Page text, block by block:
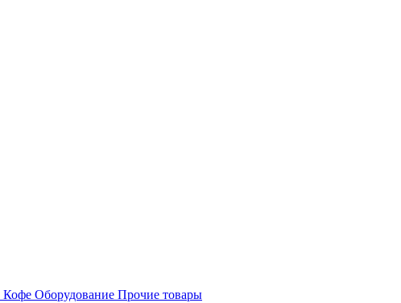
Кофе Оборудование Прочие товары